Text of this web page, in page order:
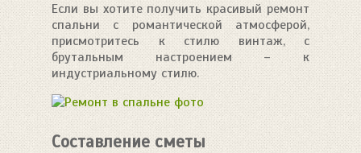
Если вы хотите получить красивый ремонт
спальни с романтической атмосферой,
присмотритесь к стилю винтаж, с
брутальным настроением – к
индустриальному стилю.
Составление сметы